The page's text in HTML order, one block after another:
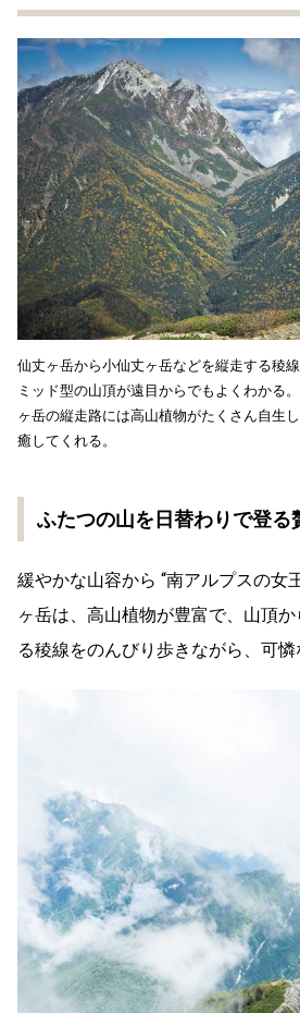
仙丈ヶ岳から小仙丈ヶ岳などを縦走する稜
ミッド型の山頂が遠目からでもよくわかる
ヶ岳の縦走路には高山植物がたくさん自生
癒してくれる。
ふたつの山を日替わりで登る
緩やかな山容から “南アルプスの女
ヶ岳は、高山植物が豊富で、山頂
る稜線をのんびり歩きながら、可憐